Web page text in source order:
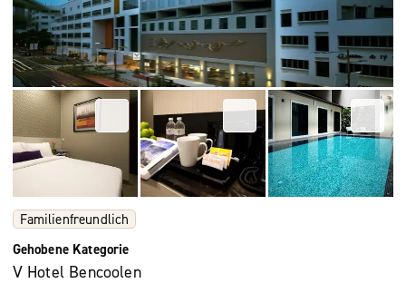
Familienfreundlich
Gehobene Kategorie
V Hotel Bencoolen